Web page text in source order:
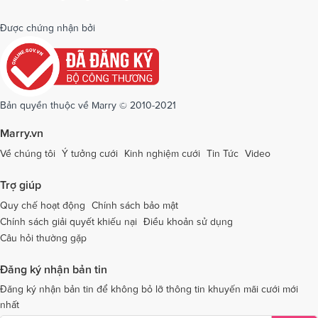
Dịch vụ cưới tại Quảng Bình
Dịch vụ cưới tại Quảng Ngãi
Dịch vụ cưới tại Quảng Ninh
Dịch vụ cưới tại Sóc Trăng Dịch vụ cưới tại Sơn La
Dịch vụ cưới tại Thái Bình Dịch vụ cưới tại Thanh Hóa
Dịch vụ cưới tại Thừa Thiên - Huế
Dịch vụ cưới tại An Giang Dịch vụ cưới tại Trà Vinh
Dịch vụ cưới tại Tuyên Quang Dịch vụ cưới tại Vĩnh Long
Dịch vụ cưới tại Bà Rịa - Vũng TàuDịch vụ cưới tại Bắc Giang
Dịch vụ cưới tại Bắc Kạn
Được chứng nhận bởi
Bản quyền thuộc về Marry © 2010-2021
Marry.vn
Về chúng tôi Ý tưởng cưới Kinh nghiệm cưới Tin Tức Video
Trợ giúp
Quy chế hoạt động
Chính sách bảo mật
Chính sách giải quyết khiếu nại Điều khoản sử dụng
Câu hỏi thường gặp
Đăng ký nhận bản tin
Đăng ký nhận bản tin để không bỏ lỡ thông tin khuyến mãi cưới mới
nhất